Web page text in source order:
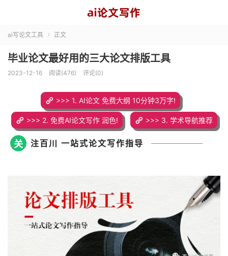
ai写论文工具  正文
毕业论文最好用的三大论文排版工具
2023-12-16 阅读(476) 评论(0)
>>> 1. AI论文 免费大纲 10分钟3万字!
>>> 2. 免费AI论文写作 润色! >>> 3. 学术导航推荐
关 注百川 一站式论文写作指导